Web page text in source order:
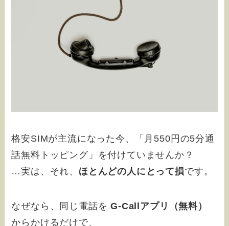
格安SIMが主流になった今、「月550円の5分通
話無料トッピング」を付けていませんか？
…実は、それ、 ほとんどの人にとって損です。
なぜなら、同じ電話をG-Callアプリ（無料）
からかけるだけで、